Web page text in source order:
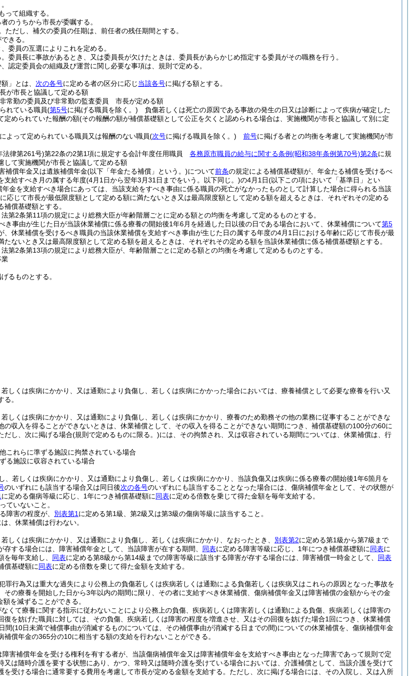
って組織する。
のうちから市長が委嘱する。
ただし、補欠の委員の任期は、前任者の残任期間とする。
きる。
委員の互選によりこれを定める。
委員長に事故があるとき、又は委員長が欠けたときは、委員長があらかじめ指定する委員がその職務を行う。
認定委員会の組織及び運営に関し必要な事項は、規則で定める。
」とは、 次の各号に定める者の区分に応じ当該各号に掲げる額とする。
が市長と協議して定める額
常勤の委員及び非常勤の監査委員 市長が定める額
れている職員(第5号に掲げる職員を除く。) 負傷若しくは死亡の原因である事故の発生の日又は診断によって疾病が確定した
定められていた報酬の額(その報酬の額が補償基礎額として公正を欠くと認められる場合は、実施機関が市長と協議して別に定
よって定められている職員又は報酬のない職員(次号に掲げる職員を除く。) 前号に掲げる者との均衡を考慮して実施機関が市
法律第261号)第22条の2第1項に規定する会計年度任用職員 各務原市職員の給与に関する条例(昭和38年条例第70号)第2条に規
して実施機関が市長と協議して定める額
補償年金又は遺族補償年金(以下「年金たる補償」という。)について前条の規定による補償基礎額が、年金たる補償を受けるべ
支給すべき月の属する年度(4月1日から翌年3月31日までをいう。以下同じ。)の4月1日(以下この項において「基準日」とい
年金を支給すべき場合にあっては、当該支給をすべき事由に係る職員の死亡がなかったものとして計算した場合に得られる当該
に応じて市長が最低限度額として定める額に満たないとき又は最高限度額として定める額を超えるときは、それぞれその定める
償基礎額とする。
第2条第11項の規定により総務大臣が年齢階層ごとに定める額との均衡を考慮して定めるものとする。
き事由が生じた日が当該休業補償に係る療養の開始後1年6月を経過した日以後の日である場合において、休業補償について第5
、休業補償を受けるべき職員の当該休業補償を支給すべき事由が生じた日の属する年度の4月1日における年齢に応じて市長が最
たないとき又は最高限度額として定める額を超えるときは、それぞれその定める額を当該休業補償に係る補償基礎額とする。
第2条第13項の規定により総務大臣が、年齢階層ごとに定める額との均衡を考慮して定めるものとする。
業
るものとする。
しくは疾病にかかり、又は通勤により負傷し、若しくは疾病にかかった場合においては、療養補償として必要な療養を行い又
。
しくは疾病にかかり、又は通勤により負傷し、若しくは疾病にかかり、療養のため勤務その他の業務に従事することができな
の収入を得ることができないときは、休業補償として、その収入を得ることができない期間につき、補償基礎額の100分の60に
だし、次に掲げる場合(規則で定めるものに限る。)には、その拘禁され、又は収容されている期間については、休業補償は、行
これらに準ずる施設に拘禁されている場合
る施設に収容されている場合
、若しくは疾病にかかり、又は通勤により負傷し、若しくは疾病にかかり、当該負傷又は疾病に係る療養の開始後1年6箇月を
のいずれにも該当する場合又は同日後次の各号のいずれにも該当することとなった場合には、傷病補償年金として、その状態が
に定める傷病等級に応じ、1年につき補償基礎額に同表に定める倍数を乗じて得た金額を毎年支給する。
ていないこと。
障害の程度が、 別表第1 に定める第1級、第2級又は第3級の傷病等級に該当すること。
、休業補償は行わない。
しくは疾病にかかり、又は通勤により負傷し、若しくは疾病にかかり、なおったとき、 別表第2に定める第1級から第7級まで
する場合には、障害補償年金として、当該障害が在する期間、 同表に定める障害等級に応じ、1年につき補償基礎額に同表に
毎年支給し、 同表に定める第8級から第14級までの障害等級に該当する障害が存する場合には、障害補償一時金として、 同表
償基礎額に同表に定める倍数を乗じて得た金額を支給する。
罪行為又は重大な過失により公務上の負傷若しくは疾病若しくは通勤による負傷若しくは疾病又はこれらの原因となった事故を
その療養を開始した日から3年以内の期間に限り、その者に支給すべき休業補償、傷病補償年金又は障害補償の金額からその金
を減ずることができる。
くて療養に関する指示に従わないことにより公務上の負傷、疾病若しくは障害若しくは通勤による負傷、疾病若しくは障害の
復を妨げた職員に対しては、その負傷、疾病若しくは障害の程度を増進させ、又はその回復を妨げた場合1回につき、休業補償
間(10日未満で補償事由が消滅するものについては、その補償事由が消滅する日までの間)についての休業補償を、傷病補償年金
補償年金の365分の10に相当する額の支給を行わないことができる。
害補償年金を受ける権利を有する者が、当該傷病補償年金又は障害補償年金を支給すべき事由となった障害であって規則で定
又は随時介護を要する状態にあり、かつ、常時又は随時介護を受けている場合においては、介護補償として、当該介護を受けて
を受ける場合に通常要する費用を考慮して市長が定める金額を支給する。 ただし、次に掲げる場合には、その入院し、又は入所